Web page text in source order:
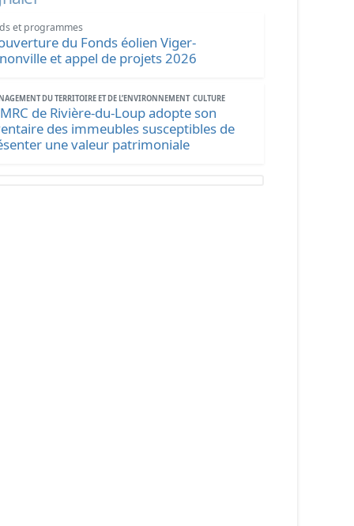
et programmes
du Fonds éolien Viger-
et appel de projets 2026
DU TERRITOIRE ET DE L’ENVIRONNEMENT CULTURE
de Rivière-du-Loup adopte son
des immeubles susceptibles de
une valeur patrimoniale